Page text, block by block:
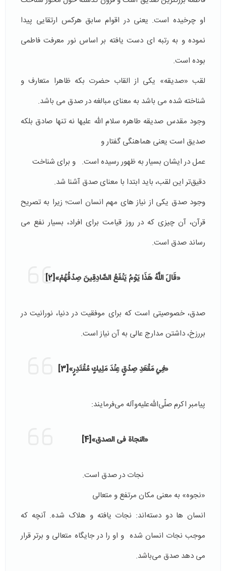
او چرخیده است. یعنی در اقوام سابق هرکس ارتقایی پیدا
نموده و به رتبه ای دست یافته بر اساس نور معرفت فاطمی
بوده است.
لقب «صدیقه» یکی از القاب حضرت بکه ظاهرا متعارف و
شناخته شده می باشد به معنای مبالغه در صدق می باشد.
وجود مقدس صدیقه طاهره سلام الله علیها نه تنها صادق بلکه
صدیق است یعنی هماهنگی گفتار و
عمل در ایشان بسیار به ظهور رسیده است. و برای شناخت
دقیق‌تر این لقب، باید ابتدا با معنای صدق آشنا شد.
وجود صدق یکی از نیاز های مهم انسان است؛ زیرا به تصریح
قرآن، آن چیزی که در روز قیامت برای افراد، بسیار نفع می
رساند صدق است.
«قَالَ اللَّهُ هَذَا يَوْمُ يَنْفَعُ الصَّادِقِينَ صِدْقُهُمْ»[2]
صدق، خصوصیتی است که برای موفقیت در دنیا، نورانیت در
بررزخ، داشتن مدارج عالی به آن نیاز است.
«فِيمَقْعَدِ صِدْقٍ عِنْدَ مَلِيكٍ مُقْتَدِرٍ»[3]
پیامبر اکرم صلّی‌الله‌علیه‌وآله می‌فرمایند:
«النجاة فی الصدق»[4]
نجات در صدق است.
«نجوه» به معنی مکان مرتفع و متعالی
انسان ها دو دسته‌اند: نجات یافته و هلاک شده. آنچه که
موجب نجات انسان شده و او را در جایگاه متعالی و برتر قرار
می دهد صدق می‌باشد.